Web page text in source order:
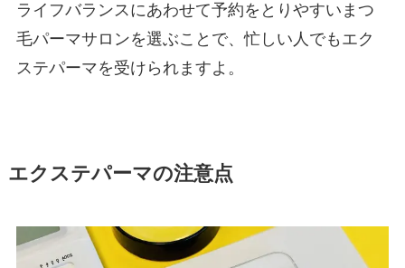
ライフバランスにあわせて予約をとりやすいまつ
毛パーマサロンを選ぶことで、忙しい人でもエク
ステパーマを受けられますよ。
エクステパーマの注意点